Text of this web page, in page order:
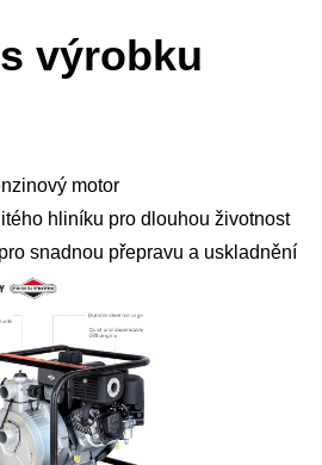
výrobku
motor
hliníku pro dlouhou životnost
snadnou přepravu a uskladnění